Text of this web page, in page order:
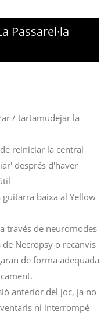
Passarel·la
/ tartamudejar la
reiniciar la central
després d'haver
baixa al Yellow
través de neuromodes
Necropsy o recanvis
de forma adequada
anterior del joc, ja no
ni interrompé